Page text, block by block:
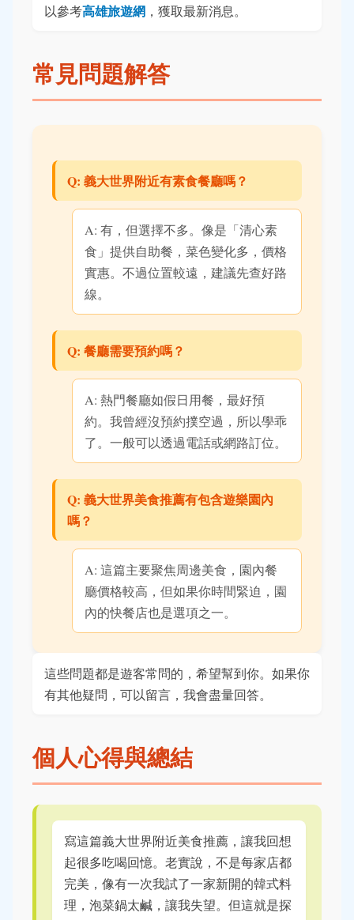
以參考高雄旅遊網 ，獲取最新消息。
常見問題解答
Q: 義大世界附近有素食餐廳嗎？
A: 有，但選擇不多。像是「清心素
食」提供自助餐，菜色變化多，價格
實惠。不過位置較遠，建議先查好路
線。
Q: 餐廳需要預約嗎？
A: 熱門餐廳如假日用餐，最好預
約。我曾經沒預約撲空過，所以學乖
了。一般可以透過電話或網路訂位。
Q: 義大世界美食推薦有包含遊樂園內
嗎？
A: 這篇主要聚焦周邊美食，園內餐
廳價格較高，但如果你時間緊迫，園
內的快餐店也是選項之一。
這些問題都是遊客常問的，希望幫到你。如果你
有其他疑問，可以留言，我會盡量回答。
個人心得與總結
寫這篇義大世界附近美食推薦，讓我回想
起很多吃喝回憶。老實說，不是每家店都
完美，像有一次我試了一家新開的韓式料
理，泡菜鍋太鹹，讓我失望。但這就是探